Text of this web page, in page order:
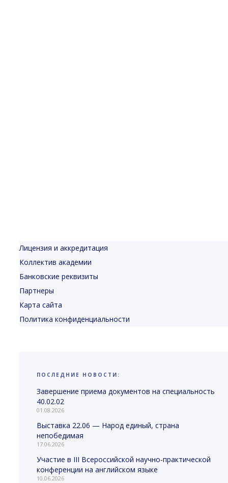
Лицензия и аккредитация
Коллектив академии
Банковские реквизиты
Партнеры
Карта сайта
Политика конфиденциальности
ПОСЛЕДНИЕ НОВОСТИ:
Завершение приема документов на специальность
40.02.02
01.08.2026
Выставка 22.06 — Народ единый, страна
непобедимая
17.06.2026
Участие в III Всероссийской научно-практической
конференции на английском языке
10.06.2026